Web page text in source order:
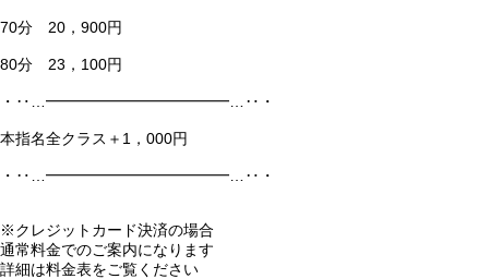
70分 20，900円
80分 23，100円
・‥…━━━━━━━━━━━━…‥・
本指名全クラス＋1，000円
・‥…━━━━━━━━━━━━…‥・
※クレジットカード決済の場合
通常料金でのご案内になります
詳細は料金表をご覧ください